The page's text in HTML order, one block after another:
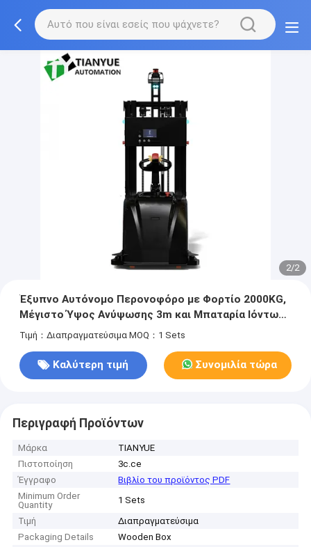
2/2
Έξυπνο Αυτόνομο Περονοφόρο με Φορτίο 2000KG,
Μέγιστο Ύψος Ανύψωσης 3m και Μπαταρία Ιόντων
Λιθίου για Διαχείριση Υλικών Μεγάλης Ισχύος
Τιμή：Διαπραγματεύσιμα MOQ：1 Sets
Καλύτερη τιμή Συνομιλία τώρα
Περιγραφή Προϊόντων
Μάρκα
TIANYUE
Πιστοποίηση
3c.ce
Έγγραφο
Βιβλίο του προϊόντος PDF
Minimum Order
Quantity
1 Sets
Τιμή
Διαπραγματεύσιμα
Packaging Details
Wooden Box